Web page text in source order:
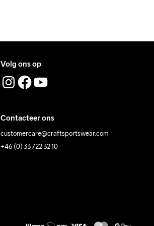
Volg ons op
Contacteer ons
customercare@craftsportswear.com
+46 (0) 33 722 32 10